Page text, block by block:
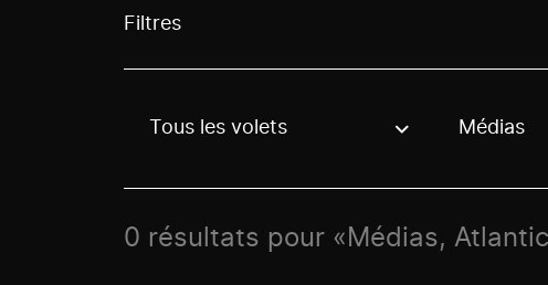
Filtres
Use these options to filter projects by topic,
Tous les volets Médias
0 résultats pour «Médias,